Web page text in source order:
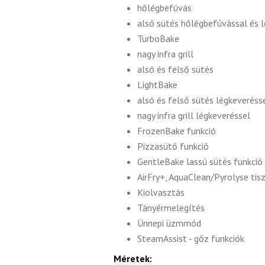
hőlégbefúvás
alsó sütés hőlégbefúvással és
TurboBake
nagy infra grill
alsó és felső sütés
LightBake
alsó és felső sütés
nagy infra grill légkeveréssel
FrozenBake funkció
Pizzasütő funkció
GentleBake lassú sütés funkció
AirFry+, AquaClean/Pyrolyse
Kiolvasztás
Tányérmelegítés
Ünnepi üzmmód
SteamAssist - gőz funkciók
Méretek: